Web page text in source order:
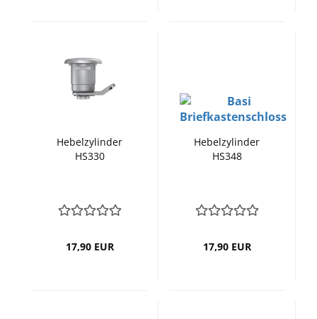
Hebelzylinder
HS330
17,90 EUR
Hebelzylinder
HS348
17,90 EUR